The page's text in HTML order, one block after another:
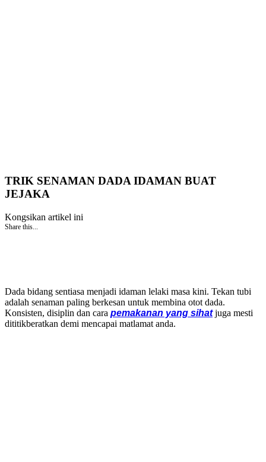
TRIK SENAMAN DADA IDAMAN BUAT
JEJAKA
Kongsikan artikel ini
Share this...
Dada bidang sentiasa menjadi idaman lelaki masa kini. Tekan tubi
adalah senaman paling berkesan untuk membina otot dada.
Konsisten, disiplin dan cara pemakanan yang sihatjuga mesti
dititikberatkan demi mencapai matlamat anda.